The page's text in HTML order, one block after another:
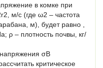
в комке при
м/с (где ω2 – частота
м), будет равно ,
ρ – плотность почвы, кг/
σВ
критическое